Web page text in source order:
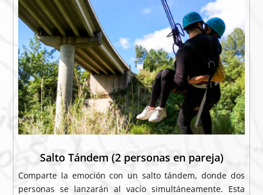
Salto Tándem (2 personas en pareja)
Comparte la emoción con un salto tándem, donde dos
personas se lanzarán al vacío simultáneamente. Esta